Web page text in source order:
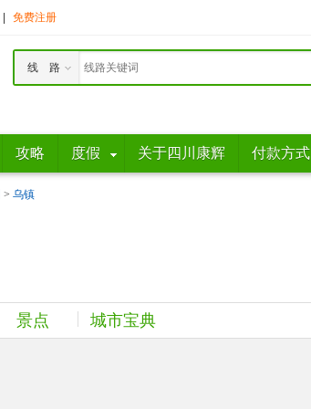
免费注册
线 路
攻略 度假 关于四川康辉 付款方式
> 乌镇
景点 城市宝典